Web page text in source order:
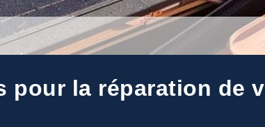
pour la réparation de